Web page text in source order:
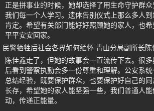
正是拼事业的时候，她却选择了用生命守护群
我们每一个人学习。遗体告别仪式上那么多人
肯定。希望有关部门能好好照顾她的家人，也
平平安安回家。
民警牺牲后社会各界如何缅怀 青山分局副所长
陈佳鑫走了，但她的故事会一直流传下去。很
后看到警察执勤会多一份尊重和理解。公安系
总结经验，既要保护群众，也要保护好自己的
长存，希望她的家人能坚强一些，我们普通人
动，传递正能量。